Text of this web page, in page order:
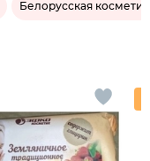
Белорусская